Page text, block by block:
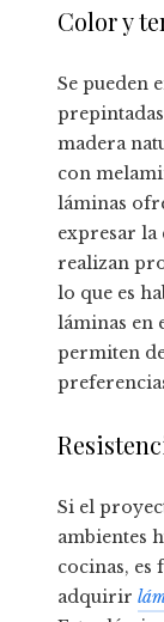
Color y
Se pueden
madera
con
láminas
expresar la
realizan
lo que es
láminas en
permiten
Si el
ambientes
cocinas, es
adquirir